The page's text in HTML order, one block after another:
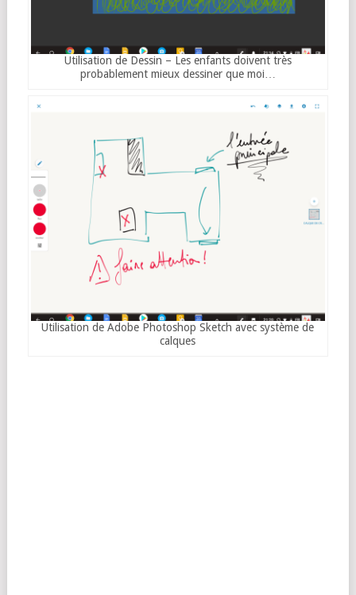
Utilisation de Dessin – Les enfants doivent très
probablement mieux dessiner que moi…
Utilisation de Adobe Photoshop Sketch avec système de
calques